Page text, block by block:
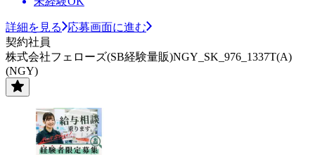
詳細を見る
応募画面に進む
契約社員
株式会社フェローズ(SB経験量販)NGY_SK_976_1337T(A)
(NGY)